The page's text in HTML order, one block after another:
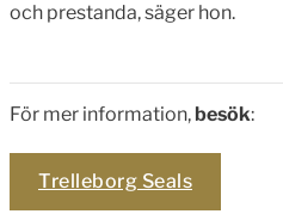
och prestanda, säger hon.
För mer information, besök:
Trelleborg Seals